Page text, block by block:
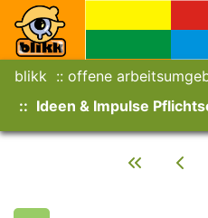
blikk offene
Ideen & Impulse